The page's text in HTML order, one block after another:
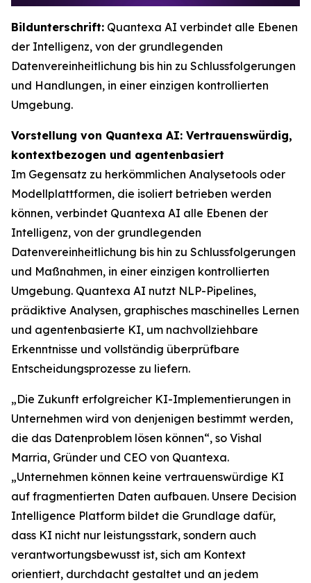
Bildunterschrift: Quantexa AI verbindet alle Ebenen
der Intelligenz, von der grundlegenden
Datenvereinheitlichung bis hin zu Schlussfolgerungen
und Handlungen, in einer einzigen kontrollierten
Umgebung.
Vorstellung von Quantexa AI: Vertrauenswürdig,
kontextbezogen und agentenbasiert
Im Gegensatz zu herkömmlichen Analysetools oder
Modellplattformen, die isoliert betrieben werden
können, verbindet Quantexa AI alle Ebenen der
Intelligenz, von der grundlegenden
Datenvereinheitlichung bis hin zu Schlussfolgerungen
und Maßnahmen, in einer einzigen kontrollierten
Umgebung. Quantexa AI nutzt NLP-Pipelines,
prädiktive Analysen, graphisches maschinelles Lernen
und agentenbasierte KI, um nachvollziehbare
Erkenntnisse und vollständig überprüfbare
Entscheidungsprozesse zu liefern.
„Die Zukunft erfolgreicher KI-Implementierungen in
Unternehmen wird von denjenigen bestimmt werden,
die das Datenproblem lösen können“, so Vishal
Marria, Gründer und CEO von Quantexa.
„Unternehmen können keine vertrauenswürdige KI
auf fragmentierten Daten aufbauen. Unsere Decision
Intelligence Platform bildet die Grundlage dafür,
dass KI nicht nur leistungsstark, sondern auch
verantwortungsbewusst ist, sich am Kontext
orientiert, durchdacht gestaltet und an jedem